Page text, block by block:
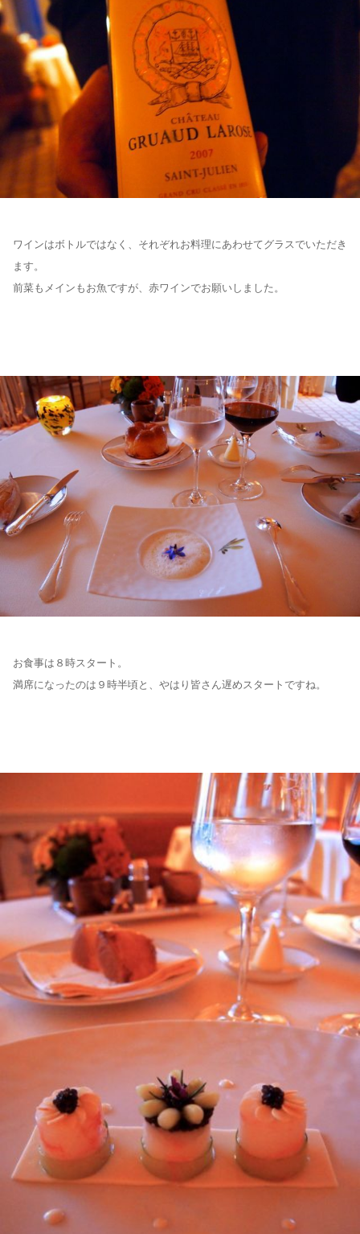
ワインはボトルではなく、それぞれお料理にあわせてグラスでいただき
ます。
前菜もメインもお魚ですが、赤ワインでお願いしました。
お食事は８時スタート。
満席になったのは９時半頃と、やはり皆さん遅めスタートですね。